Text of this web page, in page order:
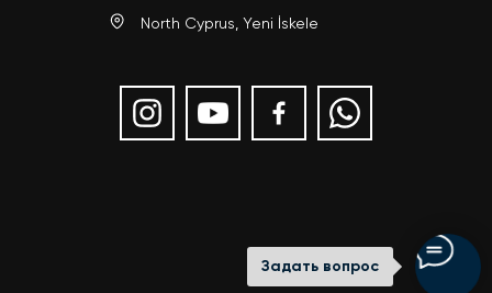
North Cyprus, Yeni İskele
Задать вопрос